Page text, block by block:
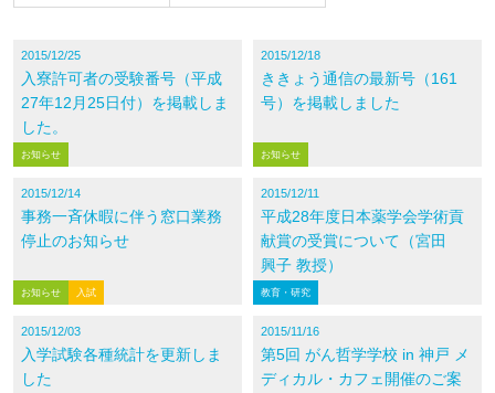
2015/12/25
入寮許可者の受験番号（平成
27年12月25日付）を掲載しま
した。
お知らせ
2015/12/18
ききょう通信の最新号（161
号）を掲載しました
お知らせ
2015/12/14
事務一斉休暇に伴う窓口業務
停止のお知らせ
お知らせ 入試
2015/12/11
平成28年度日本薬学会学術貢
献賞の受賞について（宮田
興子 教授）
教育・研究
2015/12/03
入学試験各種統計を更新しま
した
2015/11/16
第5回 がん哲学学校 in 神戸 メ
ディカル・カフェ開催のご案